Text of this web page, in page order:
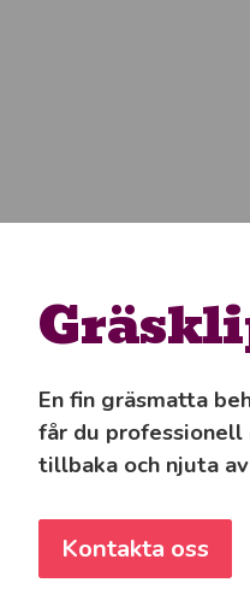
En fin gräsmatta
får du professionell
tillbaka och njuta
Kontakta oss